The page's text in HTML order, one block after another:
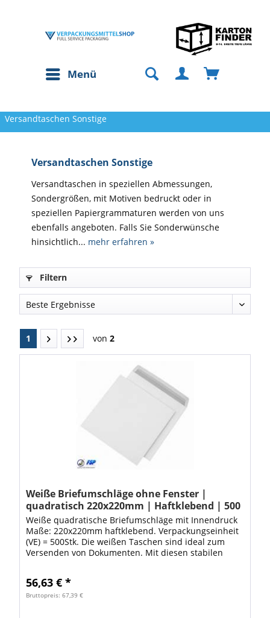
Menü
Versandtaschen Sonstige
Versandtaschen Sonstige
Versandtaschen in speziellen Abmessungen,
Sondergrößen, mit Motiven bedruckt oder in
speziellen Papiergrammaturen werden von uns
ebenfalls angeboten. Falls Sie Sonderwünsche
hinsichtlich... mehr erfahren »
Filtern
1 von 2
Weiße Briefumschläge ohne Fenster |
quadratisch 220x220mm | Haftklebend | 500
Stück
Weiße quadratische Briefumschläge mit Innendruck
Maße: 220x220mm haftklebend. Verpackungseinheit
(VE) = 500Stk. Die weißen Taschen sind ideal zum
Versenden von Dokumenten. Mit diesen stabilen
56,63 € *
Bruttopreis: 67,39 €